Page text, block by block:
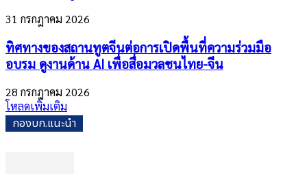
31 กรกฎาคม 2026
ทิศทางของสถานทูตจีนต่อการเปิดพื้นที่ความร่วมมือ
อบรม ดูงานด้าน AI เพื่อสื่อมวลชนไทย-จีน
28 กรกฎาคม 2026
โหลดเพิ่มเติม
กองบก.แนะนำ